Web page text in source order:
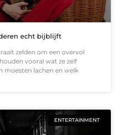
echt bijblijft
zelden om een overvol
vooral wat ze zelf
moesten lachen en welk
ENTERTAINMENT